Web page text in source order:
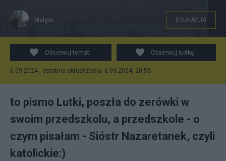
Lutka, 1szy dzień szkoły:)
Malgor EDUKACJA
Obserwuj temat Obserwuj notkę
6.09.2024 , ostatnia aktualizacja: 6.09.2024, 20:53
to pismo Lutki, poszła do zerówki w
swoim przedszkolu, a przedszkole - o
czym pisałam - Sióstr Nazaretanek, czyli
katolickie:)